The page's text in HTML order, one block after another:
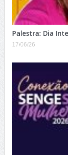
Palestra: Dia
17/06/26